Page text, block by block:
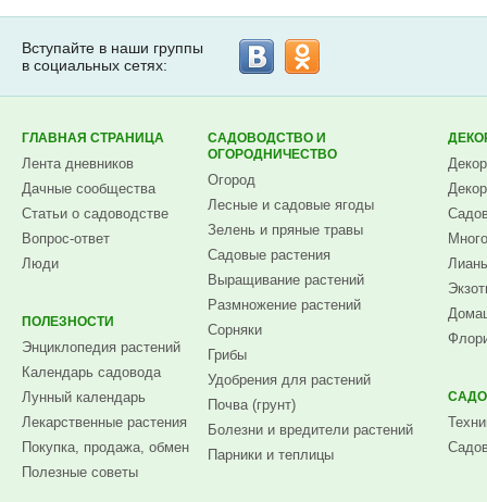
Вступайте в наши группы
в социальных сетях:
ГЛАВНАЯ СТРАНИЦА
Лента дневников
Дачные сообщества
Статьи о садоводстве
Вопрос-ответ
Люди
ПОЛЕЗНОСТИ
Энциклопедия растений
Календарь садовода
Лунный календарь
Лекарственные растения
Покупка, продажа, обмен
Полезные советы
САДОВОДСТВО И
ОГОРОДНИЧЕСТВО
Огород
Лесные и садовые ягоды
Зелень и пряные травы
Садовые растения
Выращивание растений
Размножение растений
Сорняки
Грибы
Удобрения для растений
Почва (грунт)
Болезни и вредители растений
Парники и теплицы